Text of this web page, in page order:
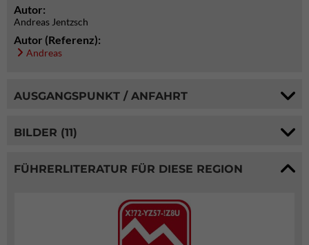
Autor:
Andreas Jentzsch
Autor (Referenz):
Andreas
AUSGANGSPUNKT / ANFAHRT
BILDER (11)
FÜHRERLITERATUR FÜR DIESE REGION